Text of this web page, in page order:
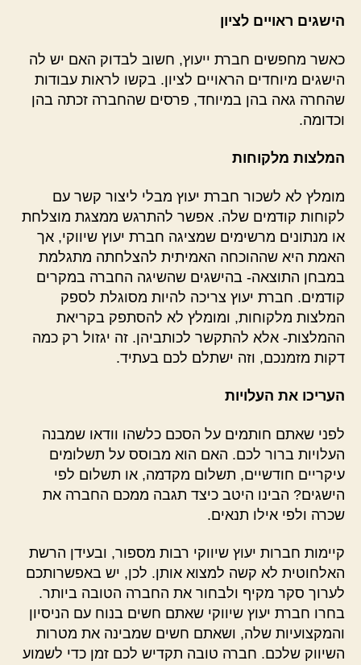
הישגים ראויים לציון
כאשר מחפשים חברת ייעוץ, חשוב לבדוק האם יש לה
הישגים מיוחדים הראויים לציון. בקשו לראות עבודות
שהחרה גאה בהן במיוחד, פרסים שהחברה זכתה בהן
וכדומה.
המלצות מלקוחות
מומלץ לא לשכור חברת יעוץ מבלי ליצור קשר עם
לקוחות קודמים שלה. אפשר להתרגש ממצגת מוצלחת
או מנתונים מרשימים שמציגה חברת יעוץ שיווקי, אך
האמת היא שההוכחה האמיתית להצלחתה מתגלמת
במבחן התוצאה- בהישגים שהשיגה החברה במקרים
קודמים. חברת יעוץ צריכה להיות מסוגלת לספק
המלצות מלקוחות, ומומלץ לא להסתפק בקריאת
ההמלצות- אלא להתקשר לכותביהן. זה יגזול רק כמה
דקות מזמנכם, וזה ישתלם לכם בעתיד.
העריכו את העלויות
לפני שאתם חותמים על הסכם כלשהו וודאו שמבנה
העלויות ברור לכם. האם הוא מבוסס על תשלומים
עיקריים חודשיים, תשלום מקדמה, או תשלום לפי
הישגים? הבינו היטב כיצד תגבה ממכם החברה את
שכרה ולפי אילו תנאים.
קיימות חברות יעוץ שיווקי רבות מספור, ובעידן הרשת
האלחוטית לא קשה למצוא אותן. לכן, יש באפשרותכם
לערוך סקר מקיף ולבחור את החברה הטובה ביותר.
בחרו חברת יעוץ שיווקי שאתם חשים בנוח עם הניסיון
והמקצועיות שלה, ושאתם חשים שמבינה את מטרות
השיווק שלכם. חברה טובה תקדיש לכם זמן כדי לשמוע